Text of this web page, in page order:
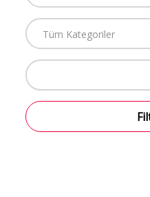
Tüm Kategoriler